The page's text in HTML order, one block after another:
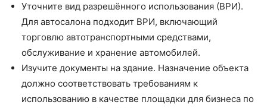
Уточните вид разрешённого использования (ВРИ).
Для автосалона подходит ВРИ, включающий
торговлю автотранспортными средствами,
обслуживание и хранение автомобилей.
Изучите документы на здание. Назначение объекта
должно соответствовать требованиям к
использованию в качестве площадки для бизнеса по